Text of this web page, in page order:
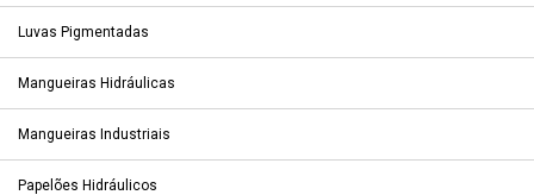
Luvas Pigmentadas
Mangueiras Hidráulicas
Mangueiras Industriais
Papelões Hidráulicos